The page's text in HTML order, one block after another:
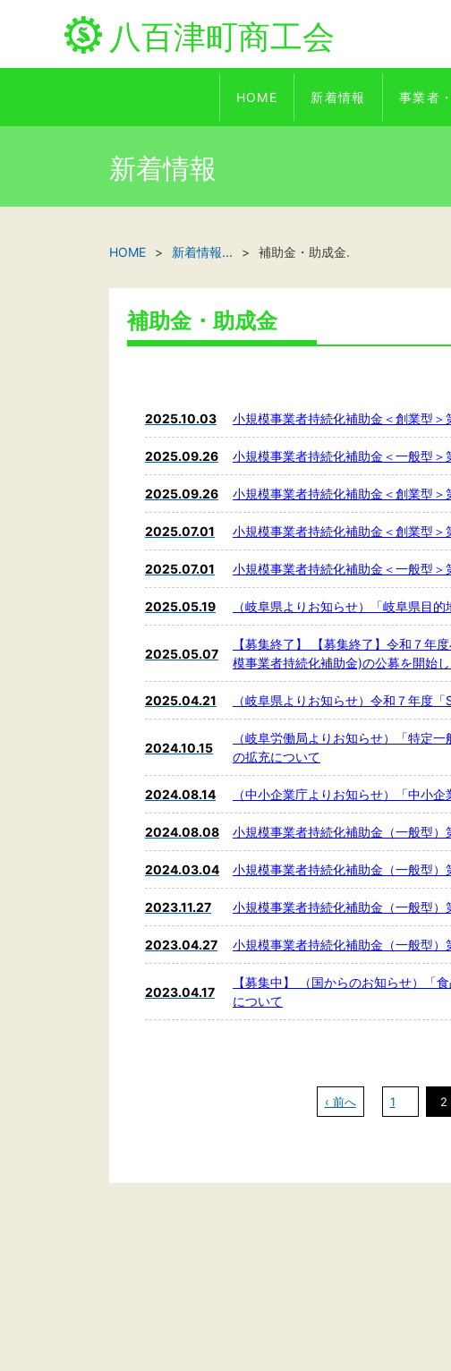
八百津町商工会
HOME 新着情報 事業者
新着情報
HOME 新着情報... 補助金・助成金.
補助金・助成金
2025.10.03 小規模事業者持続化補助金＜創業型
2025.09.26 小規模事業者持続化補助金＜一般型
2025.09.26 小規模事業者持続化補助金＜創業型
2025.07.01 小規模事業者持続化補助金＜創業型
2025.07.01 小規模事業者持続化補助金＜一般型
2025.05.19 （岐阜県よりお知らせ）「岐阜県目
2025.05.07
【募集終了】 【募集終了】令和７年
模事業者持続化補助金)の公募を開始
2025.04.21 （岐阜県よりお知らせ）令和７年度
2024.10.15
（岐阜労働局よりお知らせ）「特定
の拡充について
2024.08.14 （中小企業庁よりお知らせ）「中小
2024.08.08 小規模事業者持続化補助金（一般型
2024.03.04 小規模事業者持続化補助金（一般型
2023.11.27 小規模事業者持続化補助金（一般型
2023.04.27 小規模事業者持続化補助金（一般型
2023.04.17
【募集中】 （国からのお知らせ）「
について
‹ 前へ 1 2